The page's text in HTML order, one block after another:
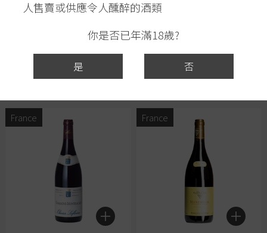
人售賣或供應令人醺醉的酒類
你是否已年滿18歲?
是 否
Ca' del Grevino Pinot Noir,
$880.00
$1,100.00
Domaine Stephane Magnien
Faconnières 1er Cru 2017
$790.00
France France